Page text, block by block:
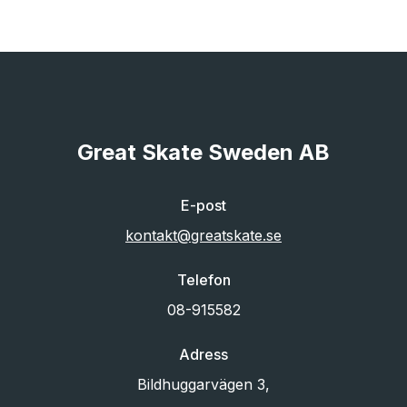
Great Skate Sweden AB
E-post
kontakt@greatskate.se
Telefon
08-915582
Adress
Bildhuggarvägen 3,